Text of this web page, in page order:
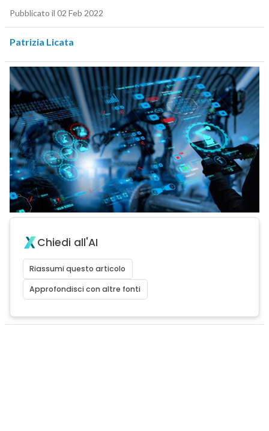
Pubblicato il 02 Feb 2022
Patrizia Licata
Chiedi all'AI
Riassumi questo articolo
Approfondisci con altre fonti